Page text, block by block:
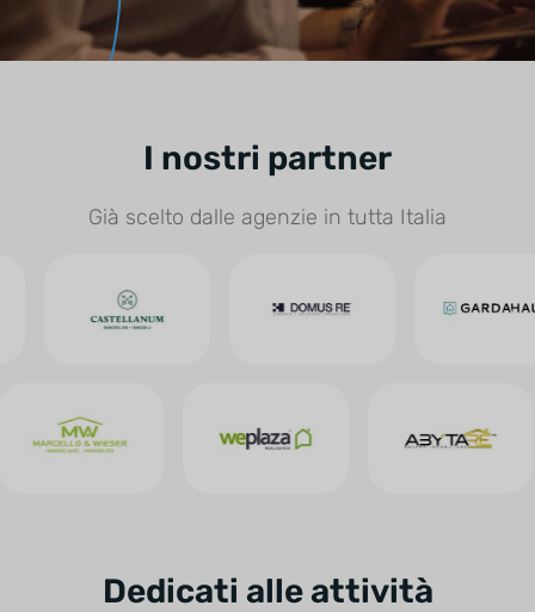
I nostri partner
Già scelto dalle agenzie in tutta Italia
Dedicati alle attività